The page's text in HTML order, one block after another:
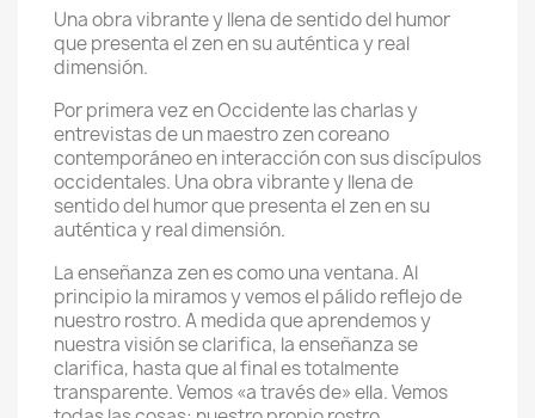
Una obra vibrante y llena de sentido del humor
que presenta el zen en su auténtica y real
dimensión.
Por primera vez en Occidente las charlas y
entrevistas de un maestro zen coreano
contemporáneo en interacción con sus discípulos
occidentales. Una obra vibrante y llena de
sentido del humor que presenta el zen en su
auténtica y real dimensión.
La enseñanza zen es como una ventana. Al
principio la miramos y vemos el pálido reflejo de
nuestro rostro. A medida que aprendemos y
nuestra visión se clarifica, la enseñanza se
clarifica, hasta que al final es totalmente
transparente. Vemos «a través de» ella. Vemos